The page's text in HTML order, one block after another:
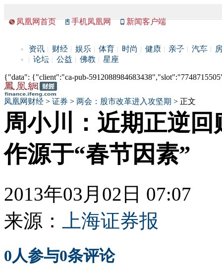
凤凰网首页 手机凤凰网 新闻客户端
资讯 财经 娱乐 体育 时尚 健康 亲子 汽车
论坛
公益 佛教 星座
{"data": {"client":"ca-pub-
凤凰网财经 > 证券 > 两会：股市改革进入攻坚期 > 正文
周小川：近期正逆回
作源于“春节因素”
2013年03月02日 07:07
来源：
上海证券报
0人参与0条评论